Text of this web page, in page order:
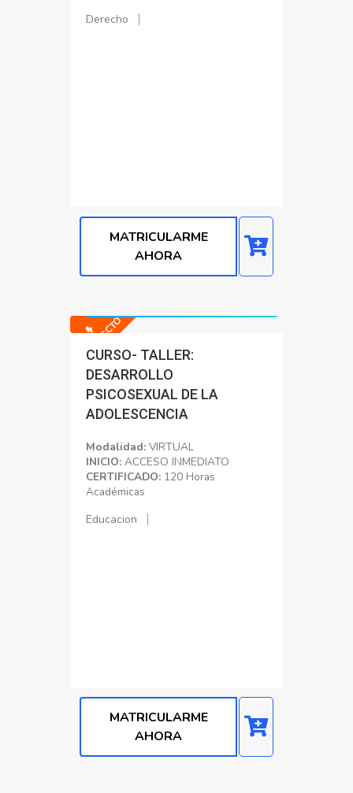
Derecho
MATRICULARME
AHORA
-90% DSCTO
CURSO- TALLER:
DESARROLLO
PSICOSEXUAL DE LA
ADOLESCENCIA
Modalidad: VIRTUAL
INICIO: ACCESO INMEDIATO
CERTIFICADO: 120 Horas
Académicas
Educacion
MATRICULARME
AHORA